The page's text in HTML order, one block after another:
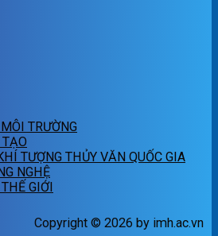
TRƯỜNG
TƯỢNG THỦY VĂN QUỐC GIA
NGHỆ
GIỚI
Copyright © 2026 by imh.ac.vn